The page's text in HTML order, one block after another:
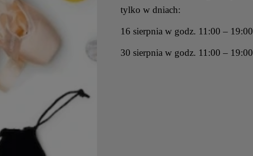
tylko w dniach:
16 sierpnia w godz. 11:00 – 19:00
30 sierpnia w godz. 11:00 – 19:00